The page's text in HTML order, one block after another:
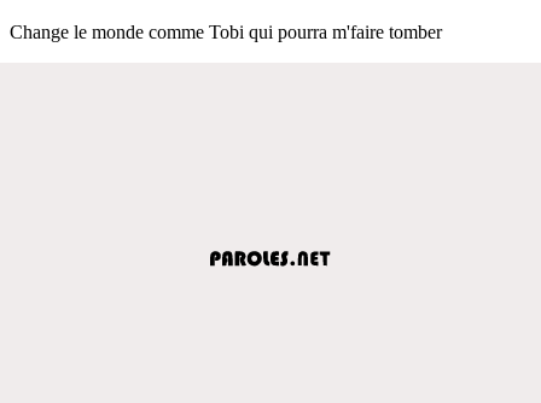
Change le monde comme Tobi qui pourra m'faire tomber